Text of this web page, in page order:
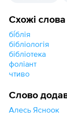
Схожі слова
бі́блія
бібліологія
бібліотека
фоліант
чтиво
Слово
Алесь Ясноок